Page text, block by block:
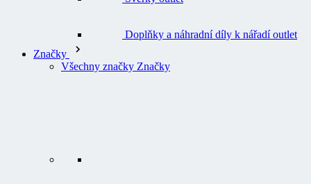
Všechny značky Značky